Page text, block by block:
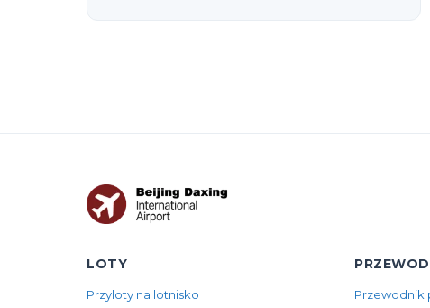
LOTY
Przyloty na lotnisko
Przewodnik